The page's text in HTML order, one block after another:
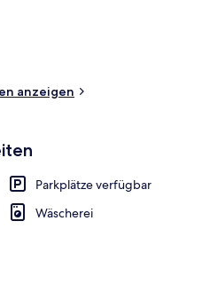
Personal. Die Unterkunft
den öffentlichen
läuft man 3 Minuten (Bahnhof
Lohmühlenstraße).
anzeigen
Parkplätze verfügbar
Wäscherei